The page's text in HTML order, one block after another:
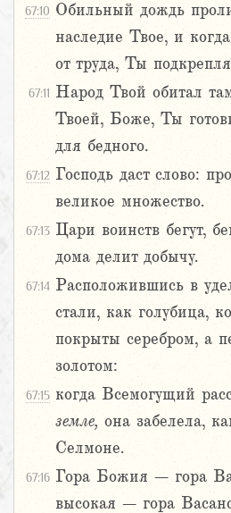
67:10 Обильный дождь
наследие Твое, и
от труда, Ты
67:11 Народ Твой обитал
Твоей, Боже, Ты
для бедного.
67:12 Господь даст слово:
великое множество.
67:13 Цари воинств бегут,
дома делит добычу.
67:14 Расположившись в
стали, как голубица,
покрыты серебром, а
золотом:
67:15 когда Всемогущий
земле, она забелела,
Селмоне.
67:16 Гора Божия – гора
высокая – гора